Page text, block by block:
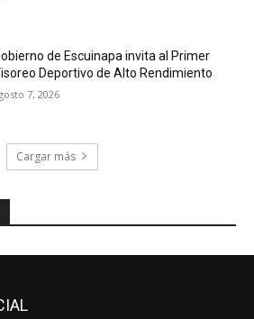
de Escuinapa invita al Primer
Deportivo de Alto Rendimiento
7, 2026
Cargar más